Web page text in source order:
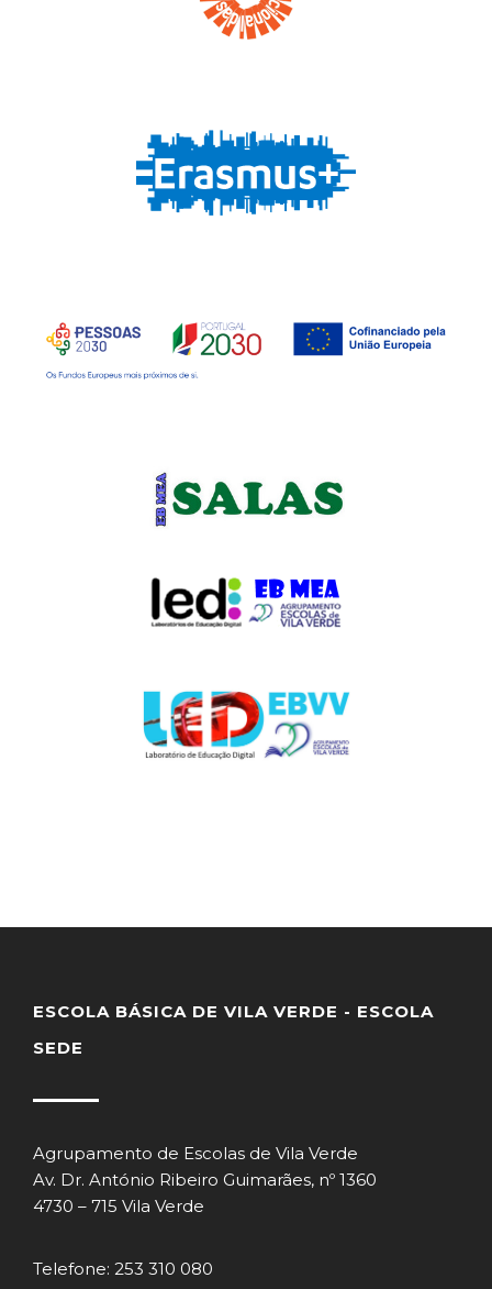
ESCOLA BÁSICA DE VILA VERDE - ESCOLA
SEDE
Agrupamento de Escolas de Vila Verde
Av. Dr. António Ribeiro Guimarães, nº 1360
4730 – 715 Vila Verde
Telefone: 253 310 080